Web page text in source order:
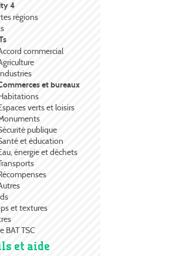
4
régions
commercial
et bureaux
verts et loisirs
publique
et éducation
énergie et déchets
et textures
BAT TSC
et aide